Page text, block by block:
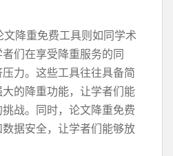
文降重免费工具则如同学术
们在享受降重服务的同
力。这些工具往往具备简
的降重功能，让学者们能
战。同时，论文降重免费
据安全，让学者们能够放